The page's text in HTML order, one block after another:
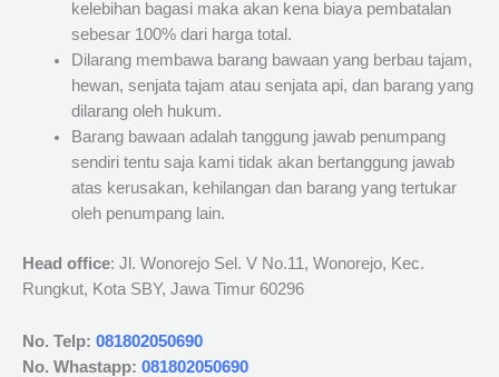
kelebihan bagasi maka akan kena biaya pembatalan
sebesar 100% dari harga total.
Dilarang membawa barang bawaan yang berbau tajam,
hewan, senjata tajam atau senjata api, dan barang yang
dilarang oleh hukum.
Barang bawaan adalah tanggung jawab penumpang
sendiri tentu saja kami tidak akan bertanggung jawab
atas kerusakan, kehilangan dan barang yang tertukar
oleh penumpang lain.
Head office: Jl. Wonorejo Sel. V No.11, Wonorejo, Kec.
Rungkut, Kota SBY, Jawa Timur 60296
No. Telp: 081802050690
No. Whastapp: 081802050690